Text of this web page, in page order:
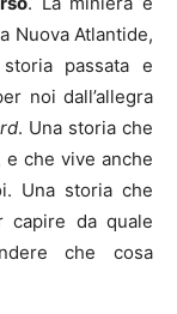
Nuova Atlantide,
passata e
noi dall’allegra
. Una storia che
e che vive anche
Una storia che
capire da quale
che cosa